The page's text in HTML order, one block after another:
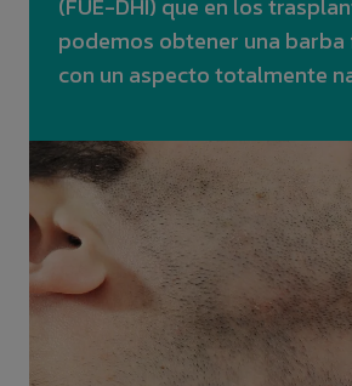
(FUE-DHI) que en los
podemos obtener una
con un aspecto totalmente